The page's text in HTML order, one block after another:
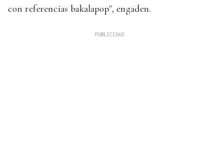
con referencias bakalapop", engaden.